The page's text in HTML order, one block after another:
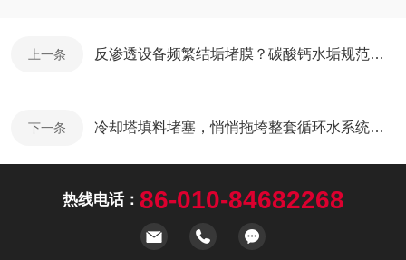
上一条 反渗透设备频繁结垢堵膜？碳酸钙水垢规范处理方法收好
下一条 冷却塔填料堵塞，悄悄拖垮整套循环水系统！很多工厂都忽略了
热线电话： 86-010-84682268